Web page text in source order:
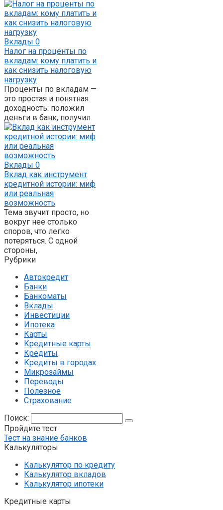
Вклады 0
Налог на проценты по
вкладам: кому платить и
как снизить налоговую
нагрузку
Проценты по вкладам —
это простая и понятная
доходность: положил
деньги в банк, получил
Вклады 0
Вклад как инструмент
кредитной истории: миф
или реальная
возможность
Тема звучит просто, но
вокруг нее столько
споров, что легко
потеряться. С одной
стороны,
Рубрики
Автокредит
Банки
Банкоматы
Вклады
Инвестиции
Ипотека
Карты
Кредитные карты
Кредиты
Кредиты в городах
Микрозаймы
Переводы
Полезное
Страхование
Поиск:
Пройдите тест
Тест на знание банков
Калькуляторы
Калькулятор по кредиту
Калькулятор вкладов
Калькулятор ипотеки
Кредитные карты